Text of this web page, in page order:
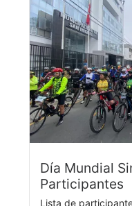
Día Mundial
Participantes
Lista de